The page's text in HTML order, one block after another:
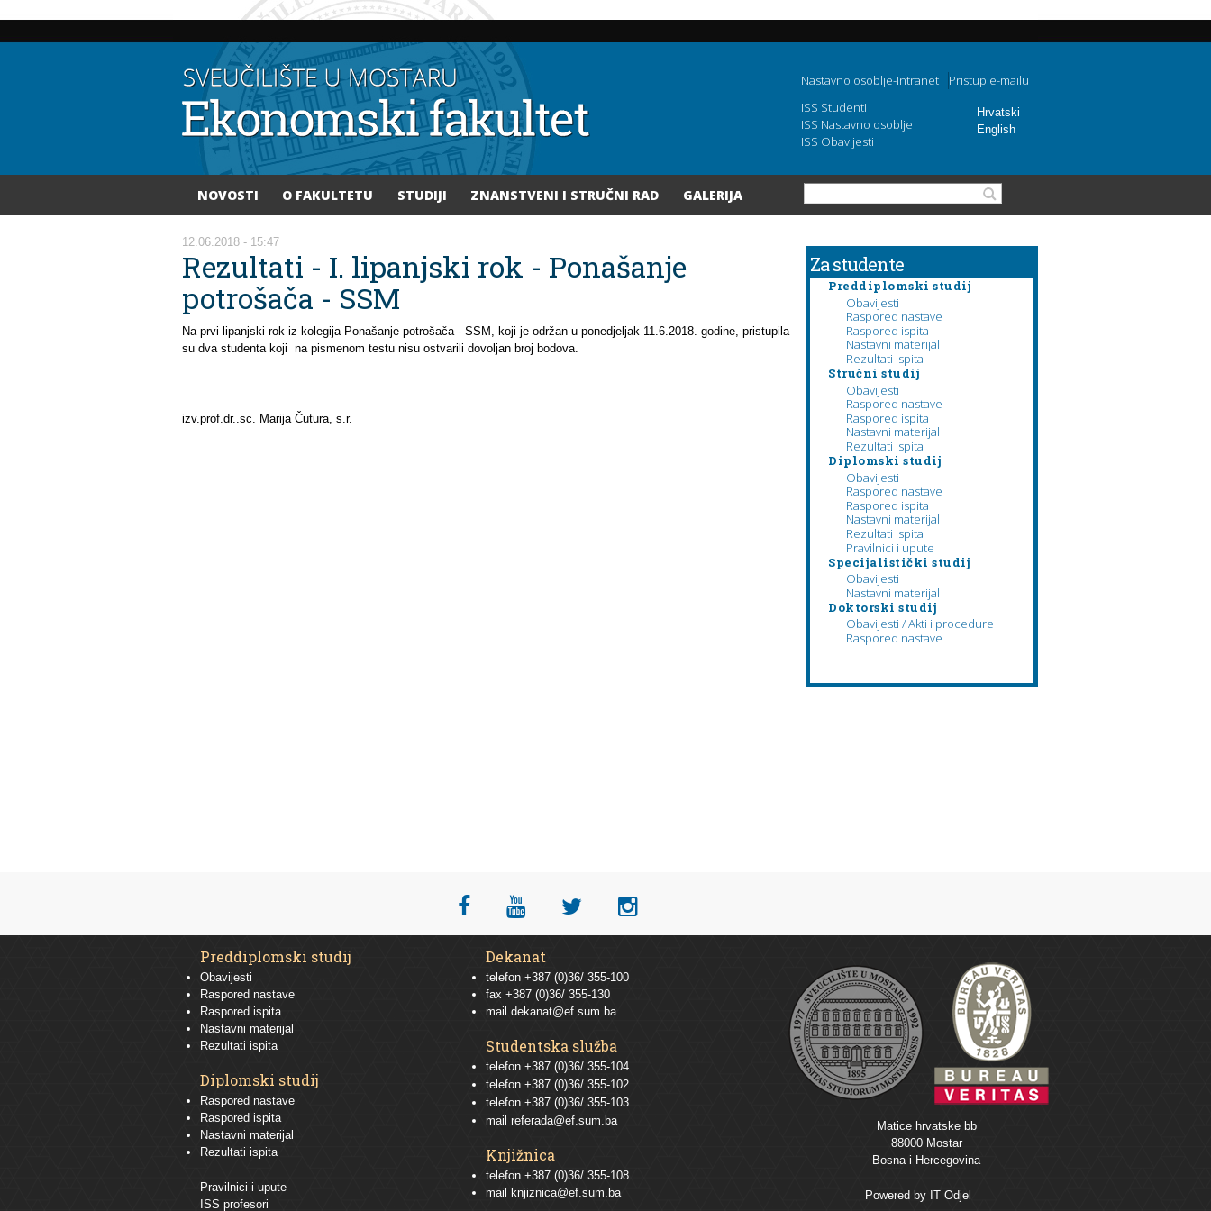
glavni
Hrvatski
English
Nastavno osoblje-Intranet
Pristup e-mailu
ISS Studenti
ISS Nastavno osoblje
ISS Obavijesti
NOVOSTI O FAKULTETU STUDIJI ZNANSTVENI I STRUČNI RAD GALERIJA Obrazac pretraživanja
Vi ste ovdje
12.06.2018 - 15:47
Rezultati - I. lipanjski rok - Ponašanje
potrošača - SSM
Na prvi lipanjski rok iz kolegija Ponašanje potrošača - SSM, koji je održan u ponedjeljak 11.6.2018. godine, pristupila
su dva studenta koji na pismenom testu nisu ostvarili dovoljan broj bodova.
izv.prof.dr..sc. Marija Čutura, s.r.
Za studente
Preddiplomski studij
Obavijesti
Raspored nastave
Raspored ispita
Nastavni materijal
Rezultati ispita
Stručni studij
Obavijesti
Raspored nastave
Raspored ispita
Nastavni materijal
Rezultati ispita
Diplomski studij
Obavijesti
Raspored nastave
Raspored ispita
Nastavni materijal
Rezultati ispita
Pravilnici i upute
Specijalistički studij
Obavijesti
Nastavni materijal
Doktorski studij
Obavijesti / Akti i procedure
Raspored nastave
Preddiplomski studij
Obavijesti
Raspored nastave
Raspored ispita
Nastavni materijal
Rezultati ispita
Diplomski studij
Raspored nastave
Raspored ispita
Nastavni materijal
Rezultati ispita
Pravilnici i upute
ISS profesori
Dekanat
telefon +387 (0)36/ 355-100
fax +387 (0)36/ 355-130
mail dekanat@ef.sum.ba
Studentska služba
telefon +387 (0)36/ 355-104
telefon +387 (0)36/ 355-102
telefon +387 (0)36/ 355-103
mail referada@ef.sum.ba
Knjižnica
telefon +387 (0)36/ 355-108
mail
knjiznica@ef.sum.ba
Matice hrvatske bb
88000 Mostar
Bosna i Hercegovina
Powered by IT Odjel